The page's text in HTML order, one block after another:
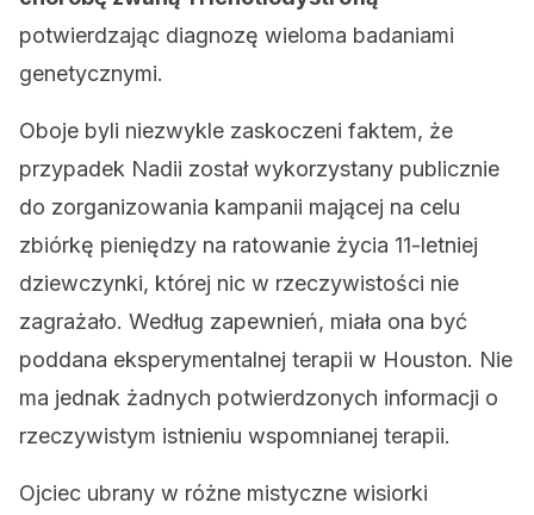
potwierdzając diagnozę wieloma badaniami
genetycznymi.
Oboje byli niezwykle zaskoczeni faktem, że
przypadek Nadii został wykorzystany publicznie
do zorganizowania kampanii mającej na celu
zbiórkę pieniędzy na ratowanie życia 11-letniej
dziewczynki, której nic w rzeczywistości nie
zagrażało. Według zapewnień, miała ona być
poddana eksperymentalnej terapii w Houston. Nie
ma jednak żadnych potwierdzonych informacji o
rzeczywistym istnieniu wspomnianej terapii.
Ojciec ubrany w różne mistyczne wisiorki